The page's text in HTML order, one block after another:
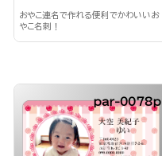
おやこ連名で作れる便利でかわいいお
やこ名刺！
par-0078p